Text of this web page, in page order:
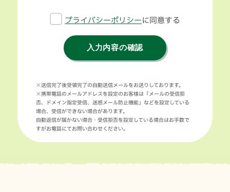
プライバシーポリシー に同意する
入力内容の確認
※送信完了後受領完了の自動送信メールをお送りしております。
※携帯電話のメールアドレスを設定のお客様は「メールの受信拒
否、ドメイン指定受信、迷惑メール防止機能」などを設定している
場合、受信ができない場合があります。
自動返信が届かない場合・受信拒否を設定している場合はお手数で
すがお電話にてお問い合わせください。